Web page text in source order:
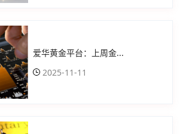
爱华黄金平台：上周金...
2025-11-11